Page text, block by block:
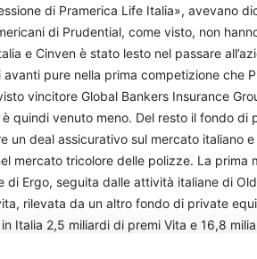
di Pramerica Life Italia», avevano
di Prudential, come visto, non
e Cinven è stato lesto nel passare
pure nella prima competizione che
vincitore Global Bankers Insurance
quindi venuto meno. Del resto il fondo di
un deal assicurativo sul mercato italiano
mercato tricolore delle polizze. La prima
di Ergo, seguita dalle attività italiane di
rilevata da un altro fondo di private
Italia 2,5 miliardi di premi Vita e 16,8
società affidata alla guida del ceo,